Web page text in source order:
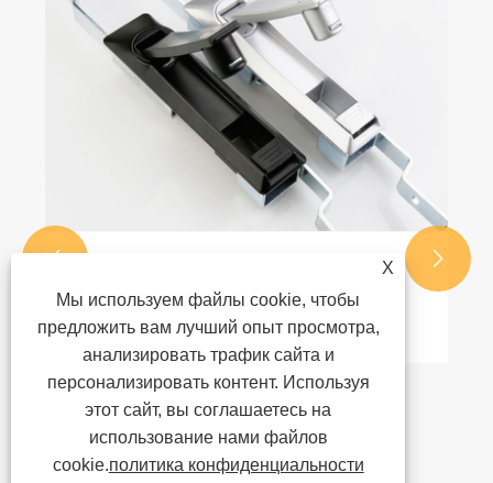
Правильный способ установки ручек
шкафа
Посмотреть больше >>
 
X
Мы используем файлы cookie, чтобы
предложить вам лучший опыт просмотра,
анализировать трафик сайта и
персонализировать контент. Используя
этот сайт, вы соглашаетесь на
использование нами файлов
cookie.политика конфиденциальности